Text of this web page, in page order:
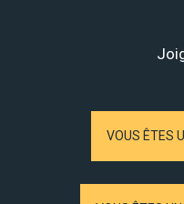
VOUS ÊTES